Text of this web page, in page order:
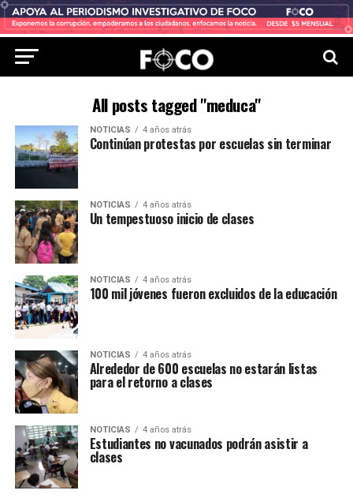
All posts tagged "meduca"
NOTICIAS 4 años atrás
Continúan protestas por escuelas sin terminar
NOTICIAS 4 años atrás
Un tempestuoso inicio de clases
NOTICIAS 4 años atrás
100 mil jóvenes fueron excluidos de la educación
NOTICIAS 4 años atrás
Alrededor de 600 escuelas no estarán listas
para el retorno a clases
NOTICIAS 4 años atrás
Estudiantes no vacunados podrán asistir a
clases